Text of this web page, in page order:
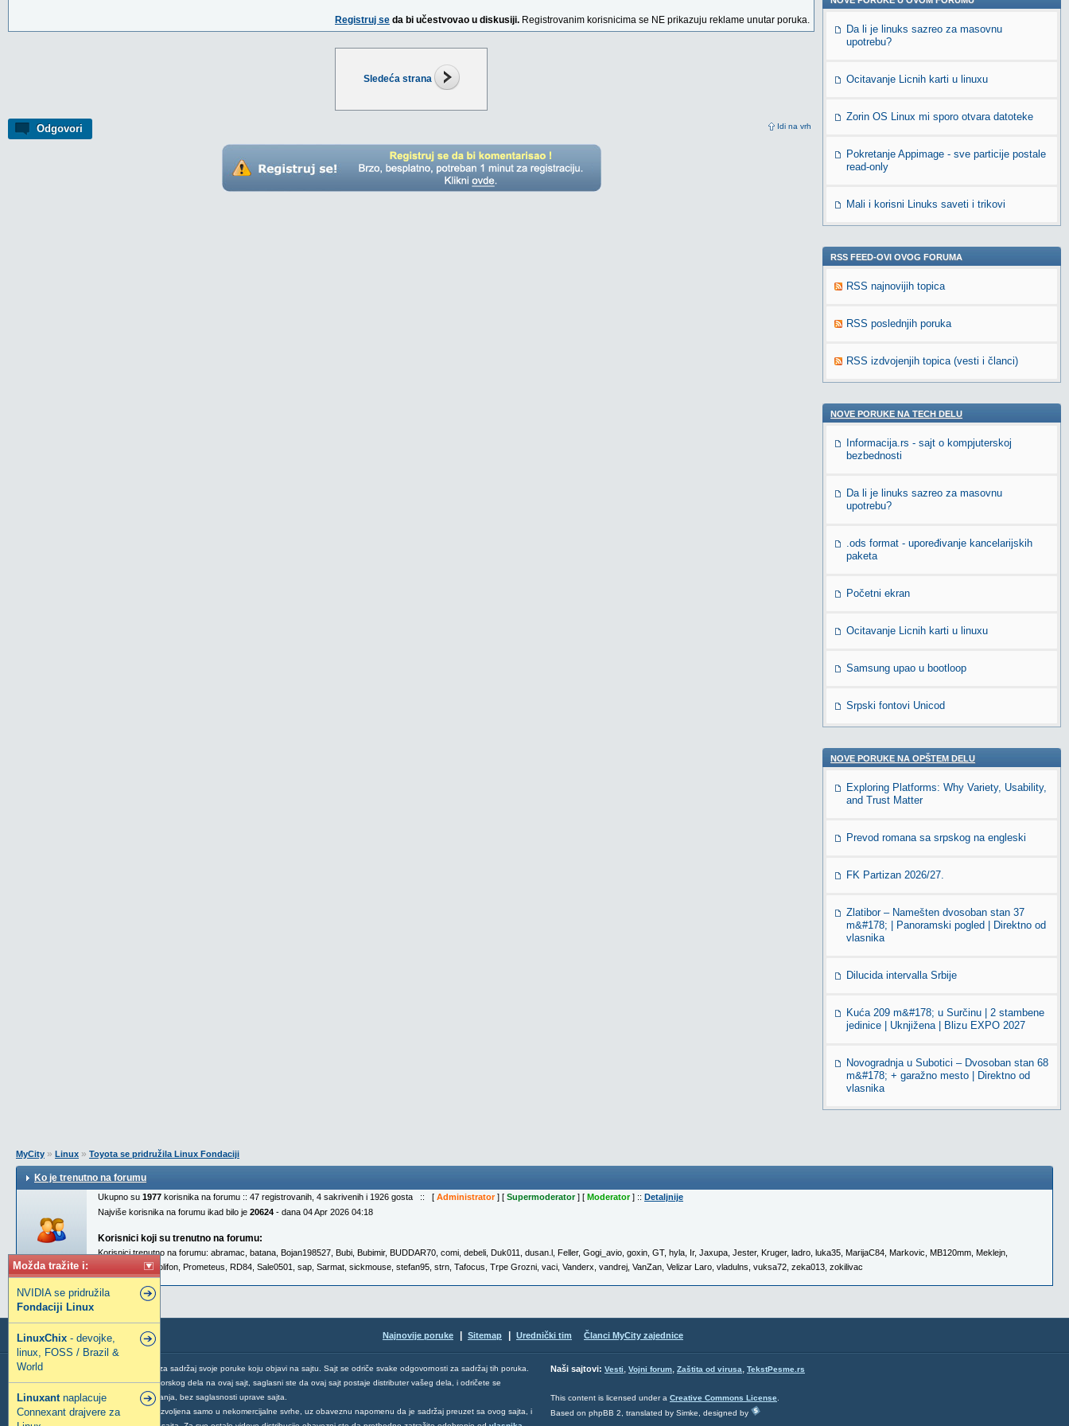
Možda tražite i:
NVIDIA se pridružila
Fondaciji Linux
LinuxChix - devojke,
linux, FOSS / Brazil &
World
Linuxantnaplacuje
Connexant drajvere za
Sledeća strana
Odgovori Idi na vrh
Registruj se da bi učestvovao u diskusiji. Registrovanim korisnicima se NE prikazuju reklame unutar poruka.
Da li je linuks sazreo za masovnu
upotrebu?
Ocitavanje Licnih karti u linuxu
Zorin OS Linux mi sporo otvara datoteke
Pokretanje Appimage - sve particije postale
read-only
Mali i korisni Linuks saveti i trikovi
RSS FEED-OVI OVOG FORUMA
RSS najnovijih topica
RSS poslednjih poruka
RSS izdvojenjih topica (vesti i članci)
NOVE PORUKE NA TECH DELU
Informacija.rs - sajt o kompjuterskoj
bezbednosti
Da li je linuks sazreo za masovnu
upotrebu?
.ods format - upoređivanje kancelarijskih
paketa
Početni ekran
Ocitavanje Licnih karti u linuxu
Samsung upao u bootloop
Srpski fontovi Unicod
NOVE PORUKE NA OPŠTEM DELU
Exploring Platforms: Why Variety, Usability,
and Trust Matter
Prevod romana sa srpskog na engleski
FK Partizan 2026/27.
Zlatibor – Namešten dvosoban stan 37
m&#178; | Panoramski pogled | Direktno od
vlasnika
Dilucida intervalla Srbije
Kuća 209 m&#178; u Surčinu | 2 stambene
jedinice | Uknjižena | Blizu EXPO 2027
Novogradnja u Subotici – Dvosoban stan 68
m&#178; + garažno mesto | Direktno od
vlasnika
MyCity » Linux » Toyota se pridružila Linux Fondaciji
Ko je trenutno na forumu
Ukupno su 1977 korisnika na forumu :: 47 registrovanih, 4 sakrivenih i 1926 gosta :: [ Administrator] [ Supermoderator] [ Moderator] :: Detaljnije
Najviše korisnika na forumu ikad bilo je 20624 - dana 04 Apr 2026 04:18
Korisnici koji su trenutno na forumu:
Korisnici trenutno na forumu: abramac batana Bojan198527 Bubi Bubimir, BUDDAR70 comi debeli Duk011 dusan.l Feller, Gogi_avio goxin GT, hyla Ir, Jaxupa Jester, Kruger, ladro luka35 MarijaC84 Markovic MB120mm Meklejn
pein, Polifon Prometeus RD84 Sale0501 sap Sarmat sickmouse stefan95 strn Tafocus Trpe Grozni vaci Vanderx vandrej VanZan Velizar Laro vladulns vuksa72 zeka013 zokilivac
Najnovije poruke Sitemap Urednički tim Članci MyCity zajednice
Svaki korisnik ovog sajta je odgovoran za sadržaj svoje poruke koju objavi na sajtu. Sajt se odriče svake odgovornosti za sadržaj tih poruka.
Postavljanjem vaše poruke ili vašeg autorskog dela na ovaj sajt, saglasni ste da ovaj sajt postaje distributer vašeg dela, i odričete se
mogućnosti njegovog povlačenja ili brisanja, bez saglasnosti uprave sajta.
Distribucija sadržaja sa ovog sajta je dozvoljena samo u nekomercijalne svrhe, uz obaveznu napomenu da je sadržaj preuzet sa ovog sajta, i
Naši sajtovi: Vesti, Vojni forum, Zaštita od virusa, TekstPesme.rs
This content is licensed under a Creative Commons License
Based on phpBB 2, translated by Simke, designed by